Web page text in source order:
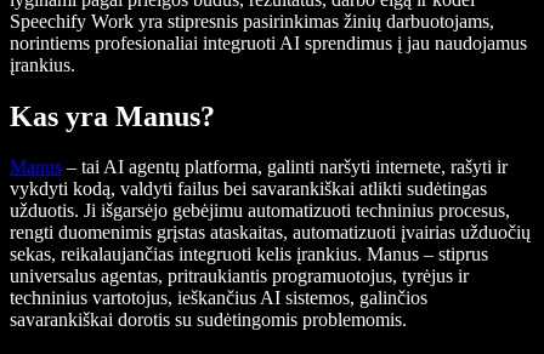
Speechify Work yra stipresnis pasirinkimas žinių darbuotojams,
norintiems profesionaliai integruoti AI sprendimus į jau naudojamus
įrankius.
Kas yra Manus?
Manus – tai AI agentų platforma, galinti naršyti internete, rašyti ir
vykdyti kodą, valdyti failus bei savarankiškai atlikti sudėtingas
užduotis. Ji išgarsėjo gebėjimu automatizuoti techninius procesus,
rengti duomenimis grįstas ataskaitas, automatizuoti įvairias užduočių
sekas, reikalaujančias integruoti kelis įrankius. Manus – stiprus
universalus agentas, pritraukiantis programuotojus, tyrėjus ir
techninius vartotojus, ieškančius AI sistemos, galinčios
savarankiškai dorotis su sudėtingomis problemomis.